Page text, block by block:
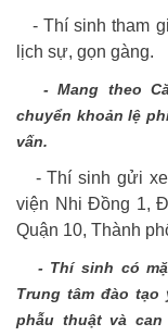
- Thí sinh tham
lịch sự, gọn gàng.
- Mang theo
chuyển khoản lệ
vấn.
- Thí sinh gửi xe
viện Nhi Đồng 1,
Quận 10, Thành
- Thí sinh có
Trung tâm đào tạo
phẫu thuật và